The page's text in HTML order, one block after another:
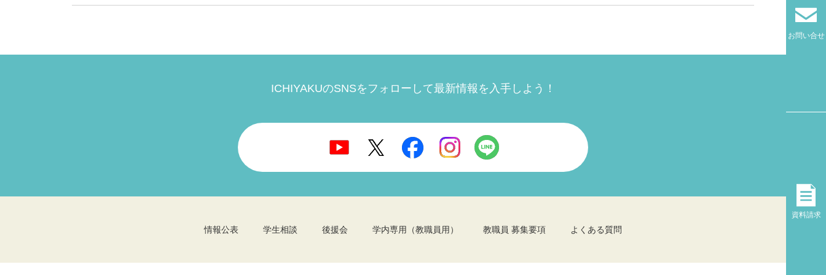
お問い合せ
資料請求
ICHIYAKUのSNSをフォローして最新情報を入手しよう！
情報公表 学生相談 後援会 学内専用（教職員用） 教職員 募集要項 よくある質問